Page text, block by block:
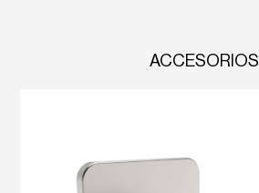
ACCESORIOS